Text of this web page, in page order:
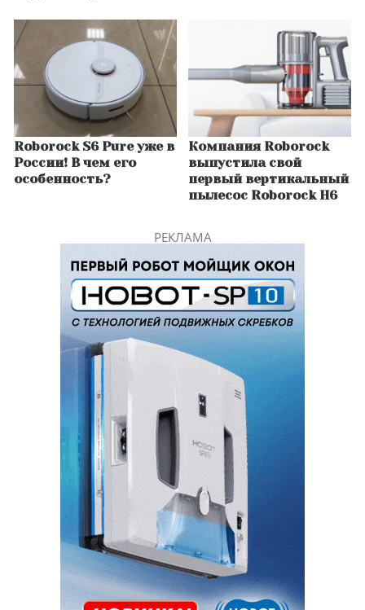
Roborock S6 Pure уже в
России! В чем его
особенность?
Компания Roborock
выпустила свой
первый вертикальный
пылесос Roborock H6
РЕКЛАМА